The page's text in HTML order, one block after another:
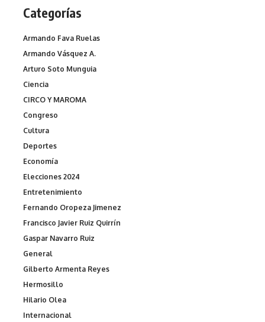
Categorías
Armando Fava Ruelas
Armando Vásquez A.
Arturo Soto Munguia
Ciencia
CIRCO Y MAROMA
Congreso
Cultura
Deportes
Economía
Elecciones 2024
Entretenimiento
Fernando Oropeza Jimenez
Francisco Javier Ruiz Quirrín
Gaspar Navarro Ruiz
General
Gilberto Armenta Reyes
Hermosillo
Hilario Olea
Internacional